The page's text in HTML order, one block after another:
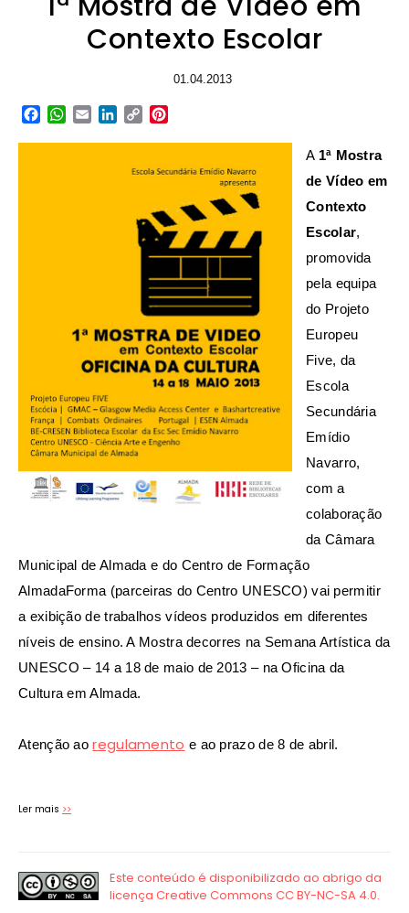
Contexto Escolar
01.04.2013
Facebook
WhatsApp
EmailLinkedIn
Copy
A 1ª Mostra
de Vídeo em
Contexto
Escolar,
promovida
pela equipa
do Projeto
Europeu
Five, da
Escola
Secundária
Emídio
Navarro,
com a
colaboração
da Câmara
Municipal de Almada e do Centro de Formação
AlmadaForma (parceiras do Centro UNESCO) vai permitir
a exibição de trabalhos vídeos produzidos em diferentes
níveis de ensino. A Mostra decorres na Semana Artística da
UNESCO – 14 a 18 de maio de 2013 – na Oficina da
Cultura em Almada.
Atenção aoregulamento e ao prazo de 8 de abril.
Ler mais >>